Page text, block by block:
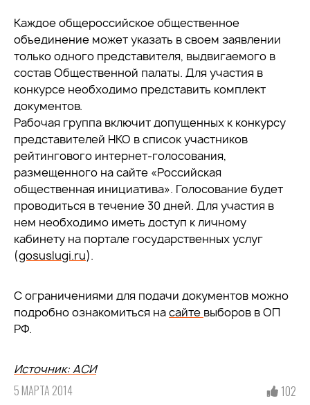
Каждое общероссийское общественное
объединение может указать в своем заявлении
только одного представителя, выдвигаемого в
состав Общественной палаты. Для участия в
конкурсе необходимо представить комплект
документов.
Рабочая группа включит допущенных к конкурсу
представителей НКО в список участников
рейтингового интернет-голосования,
размещенного на сайте «Российская
общественная инициатива». Голосование будет
проводиться в течение 30 дней. Для участия в
нем необходимо иметь доступ к личному
кабинету на портале государственных услуг
(gosuslugi.ru).
С ограничениями для подачи документов можно
подробно ознакомиться насайте выборов в ОП
РФ.
Источник: АСИ
5 МАРТА 2014 102